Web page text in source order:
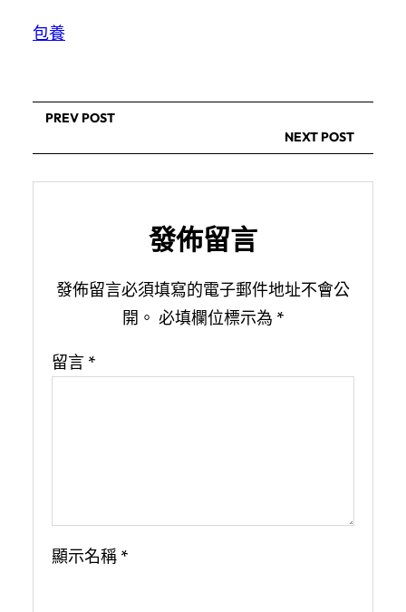
包養
PREV POST
NEXT POST
發佈留言
發佈留言必須填寫的電子郵件地址不會公
開。 必填欄位標示為 *
留言 *
顯示名稱 *